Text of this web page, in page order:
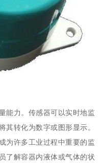
能力。传感器可以实时地监
其转化为数字或图形显示。
为许多工业过程中重要的监
了解容器内液体或气体的状